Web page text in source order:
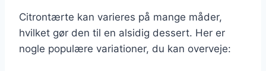
Citrontærte kan varieres på mange måder,
hvilket gør den til en alsidig dessert. Her er
nogle populære variationer, du kan overveje: